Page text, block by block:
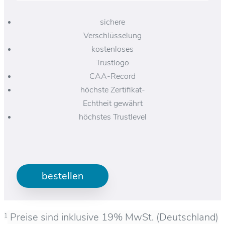
sichere
Verschlüsselung
kostenloses
Trustlogo
CAA-Record
höchste Zertifikat-
Echtheit gewährt
höchstes Trustlevel
bestellen
1 Preise sind inklusive 19% MwSt. (Deutschland)